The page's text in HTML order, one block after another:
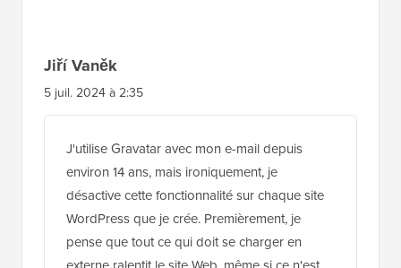
Jiří Vaněk
5 juil. 2024 à 2:35
J'utilise Gravatar avec mon e-mail depuis
environ 14 ans, mais ironiquement, je
désactive cette fonctionnalité sur chaque site
WordPress que je crée. Premièrement, je
pense que tout ce qui doit se charger en